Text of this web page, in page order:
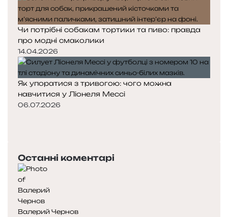
Чи потрібні собакам тортики та пиво: правда
про модні смаколики
14.04.2026
Як упоратися з тривогою: чого можна
навчитися у Ліонеля Мессі
06.07.2026
р
е
д
н
я
с
т
у
п
н
а
с
Останні коментарі
Валерий Чернов